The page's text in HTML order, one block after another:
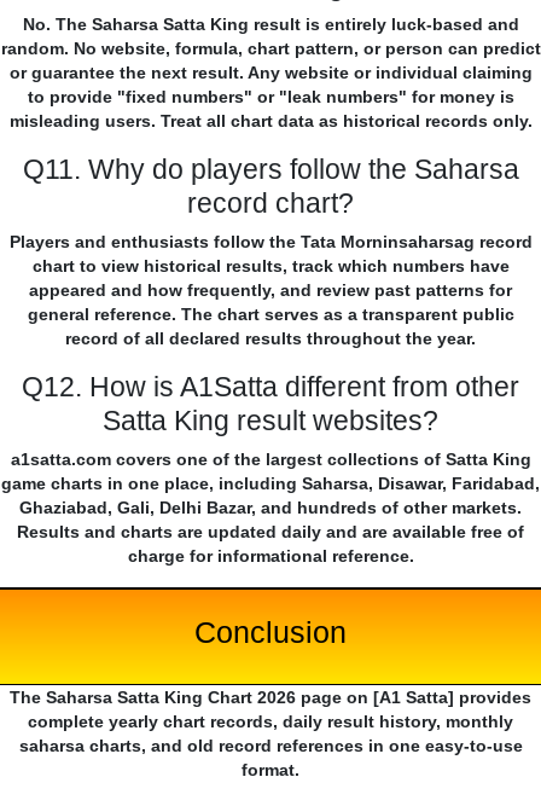
No. The Saharsa Satta King result is entirely luck-based and
random. No website, formula, chart pattern, or person can predict
or guarantee the next result. Any website or individual claiming
to provide "fixed numbers" or "leak numbers" for money is
misleading users. Treat all chart data as historical records only.
Q11. Why do players follow the Saharsa
record chart?
Players and enthusiasts follow the Tata Morninsaharsag record
chart to view historical results, track which numbers have
appeared and how frequently, and review past patterns for
general reference. The chart serves as a transparent public
record of all declared results throughout the year.
Q12. How is A1Satta different from other
Satta King result websites?
a1satta.com covers one of the largest collections of Satta King
game charts in one place, including Saharsa, Disawar, Faridabad,
Ghaziabad, Gali, Delhi Bazar, and hundreds of other markets.
Results and charts are updated daily and are available free of
charge for informational reference.
Conclusion
The Saharsa Satta King Chart 2026 page on [A1 Satta] provides
complete yearly chart records, daily result history, monthly
saharsa charts, and old record references in one easy-to-use
format.